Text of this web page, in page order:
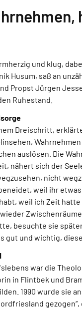
und klug,
Husum, saß an
Propst Jürgen
Ruhestand.
Dreischritt,
auslösen. Die
nähert sich der
nicht
weil ihr
weil ich Zeit
besuchte sie
gut und wichtig,
war die
in Flintbek und
1990 wurde sie